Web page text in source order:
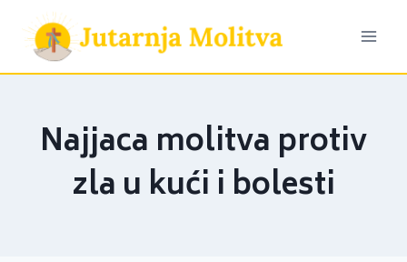
content
Najjaca molitva protiv
zla u kući i bolesti